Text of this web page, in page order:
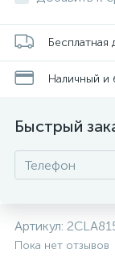
Бесплатная
Наличный и
Быстрый
Артикул:
Пока нет отзывов